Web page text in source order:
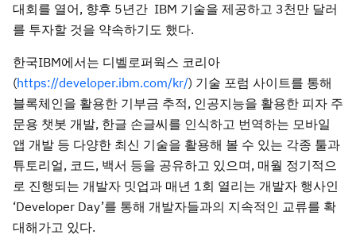
대회를 열어, 향후 5년간 IBM 기술을 제공하고 3천만 달러
를 투자할 것을 약속하기도 했다.
한국IBM에서는 디벨로퍼웍스 코리아
(https://developer.ibm.com/kr/) 기술 포럼 사이트를 통해
블록체인을 활용한 기부금 추적, 인공지능을 활용한 피자 주
문용 챗봇 개발, 한글 손글씨를 인식하고 번역하는 모바일
앱 개발 등 다양한 최신 기술을 활용해 볼 수 있는 각종 툴과
튜토리얼, 코드, 백서 등을 공유하고 있으며, 매월 정기적으
로 진행되는 개발자 밋업과 매년 1회 열리는 개발자 행사인
‘Developer Day’를 통해 개발자들과의 지속적인 교류를 확
대해가고 있다.